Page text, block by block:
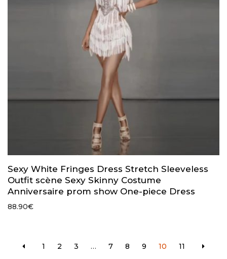
Sexy White Fringes Dress Stretch Sleeveless
Outfit scène Sexy Skinny Costume
Anniversaire prom show One-piece Dress
88.90€
1 2 3 … 7 8 9 10 11